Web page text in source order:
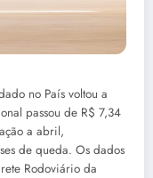
no País voltou a
passou de R$ 7,34
a abril,
de queda. Os dados
Rodoviário da